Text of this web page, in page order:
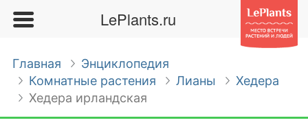
LePlants.ru
Главная
Энциклопедия
Комнатные растения
Лианы
Хедера
Хедера ирландская